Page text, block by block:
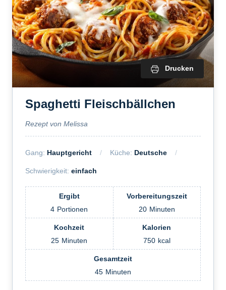
Drucken
Spaghetti Fleischbällchen
Rezept von Melissa
Gang: Hauptgericht Küche: Deutsche
Schwierigkeit: einfach
Ergibt
4 Portionen
Vorbereitungszeit
20 Minuten
Kochzeit
25 Minuten
Kalorien
750 kcal
Gesamtzeit
45 Minuten